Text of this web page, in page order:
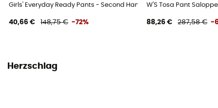
Girls' Everyday Ready Pants - Second Hand Skihose - Kind -
40,66 € 148,75 € -72%
W'S Tosa Pant
88,26 € 287,58 € -
Herzschlag